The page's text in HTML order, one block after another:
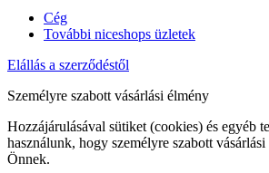
Cég
További niceshops üzletek
Elállás a szerződéstől
Személyre szabott vásárlási élmény
Hozzájárulásával sütiket (cookies) és egyéb
használunk, hogy személyre szabott
Önnek.